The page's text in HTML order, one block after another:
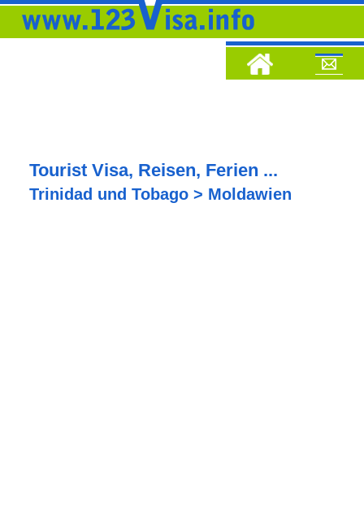
Tourist Visa, Reisen, Ferien ...
Trinidad und Tobago > Moldawien